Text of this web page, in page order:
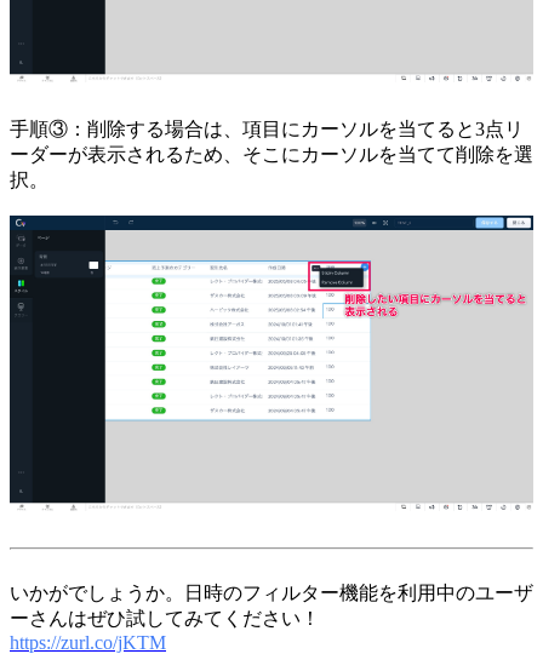
手順③：削除する場合は、項目にカーソルを当てると3点リ
ーダーが表示されるため、そこにカーソルを当てて削除を選
択。
いかがでしょうか。日時のフィルター機能を利用中のユーザ
ーさんはぜひ試してみてください！
https://zurl.co/jKTM